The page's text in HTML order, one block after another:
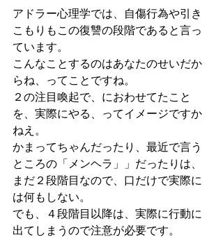
アドラー心理学では、自傷行為や引き
こもりもこの復讐の段階であると言っ
ています。
こんなことするのはあなたのせいだか
らね、ってことですね。
２の注目喚起で、におわせてたこと
を、実際にやる、ってイメージですか
ねえ。
かまってちゃんだったり、最近で言う
ところの「メンヘラ」」だったりは、
まだ２段階目なので、口だけで実際に
は何もしない。
でも、４段階目以降は、実際に行動に
出てしまうので注意が必要です。